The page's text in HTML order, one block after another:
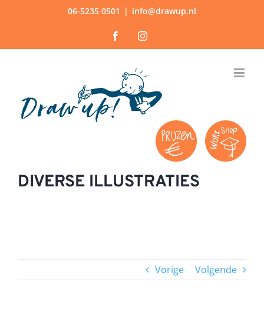
06-5235 0501 | info@drawup.nl
FacebookInstagram
DIVERSE ILLUSTRATIES
Vorige Volgende